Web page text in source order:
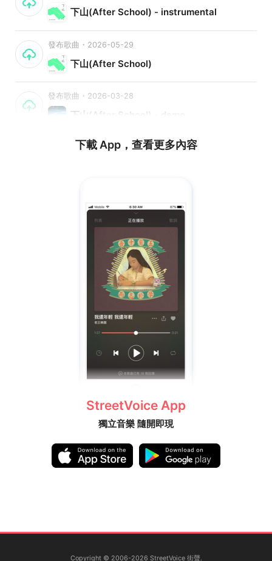
下山(After School) - instrumental
發布歌曲・2026-05-29
下山(After School)
發布歌曲・2026-03-28
下山(After School) - demo
下載 App，查看更多內容
StreetVoice App
獨立音樂 隨開即現
Copyright © 2006-2026 StreetVoice 街聲.